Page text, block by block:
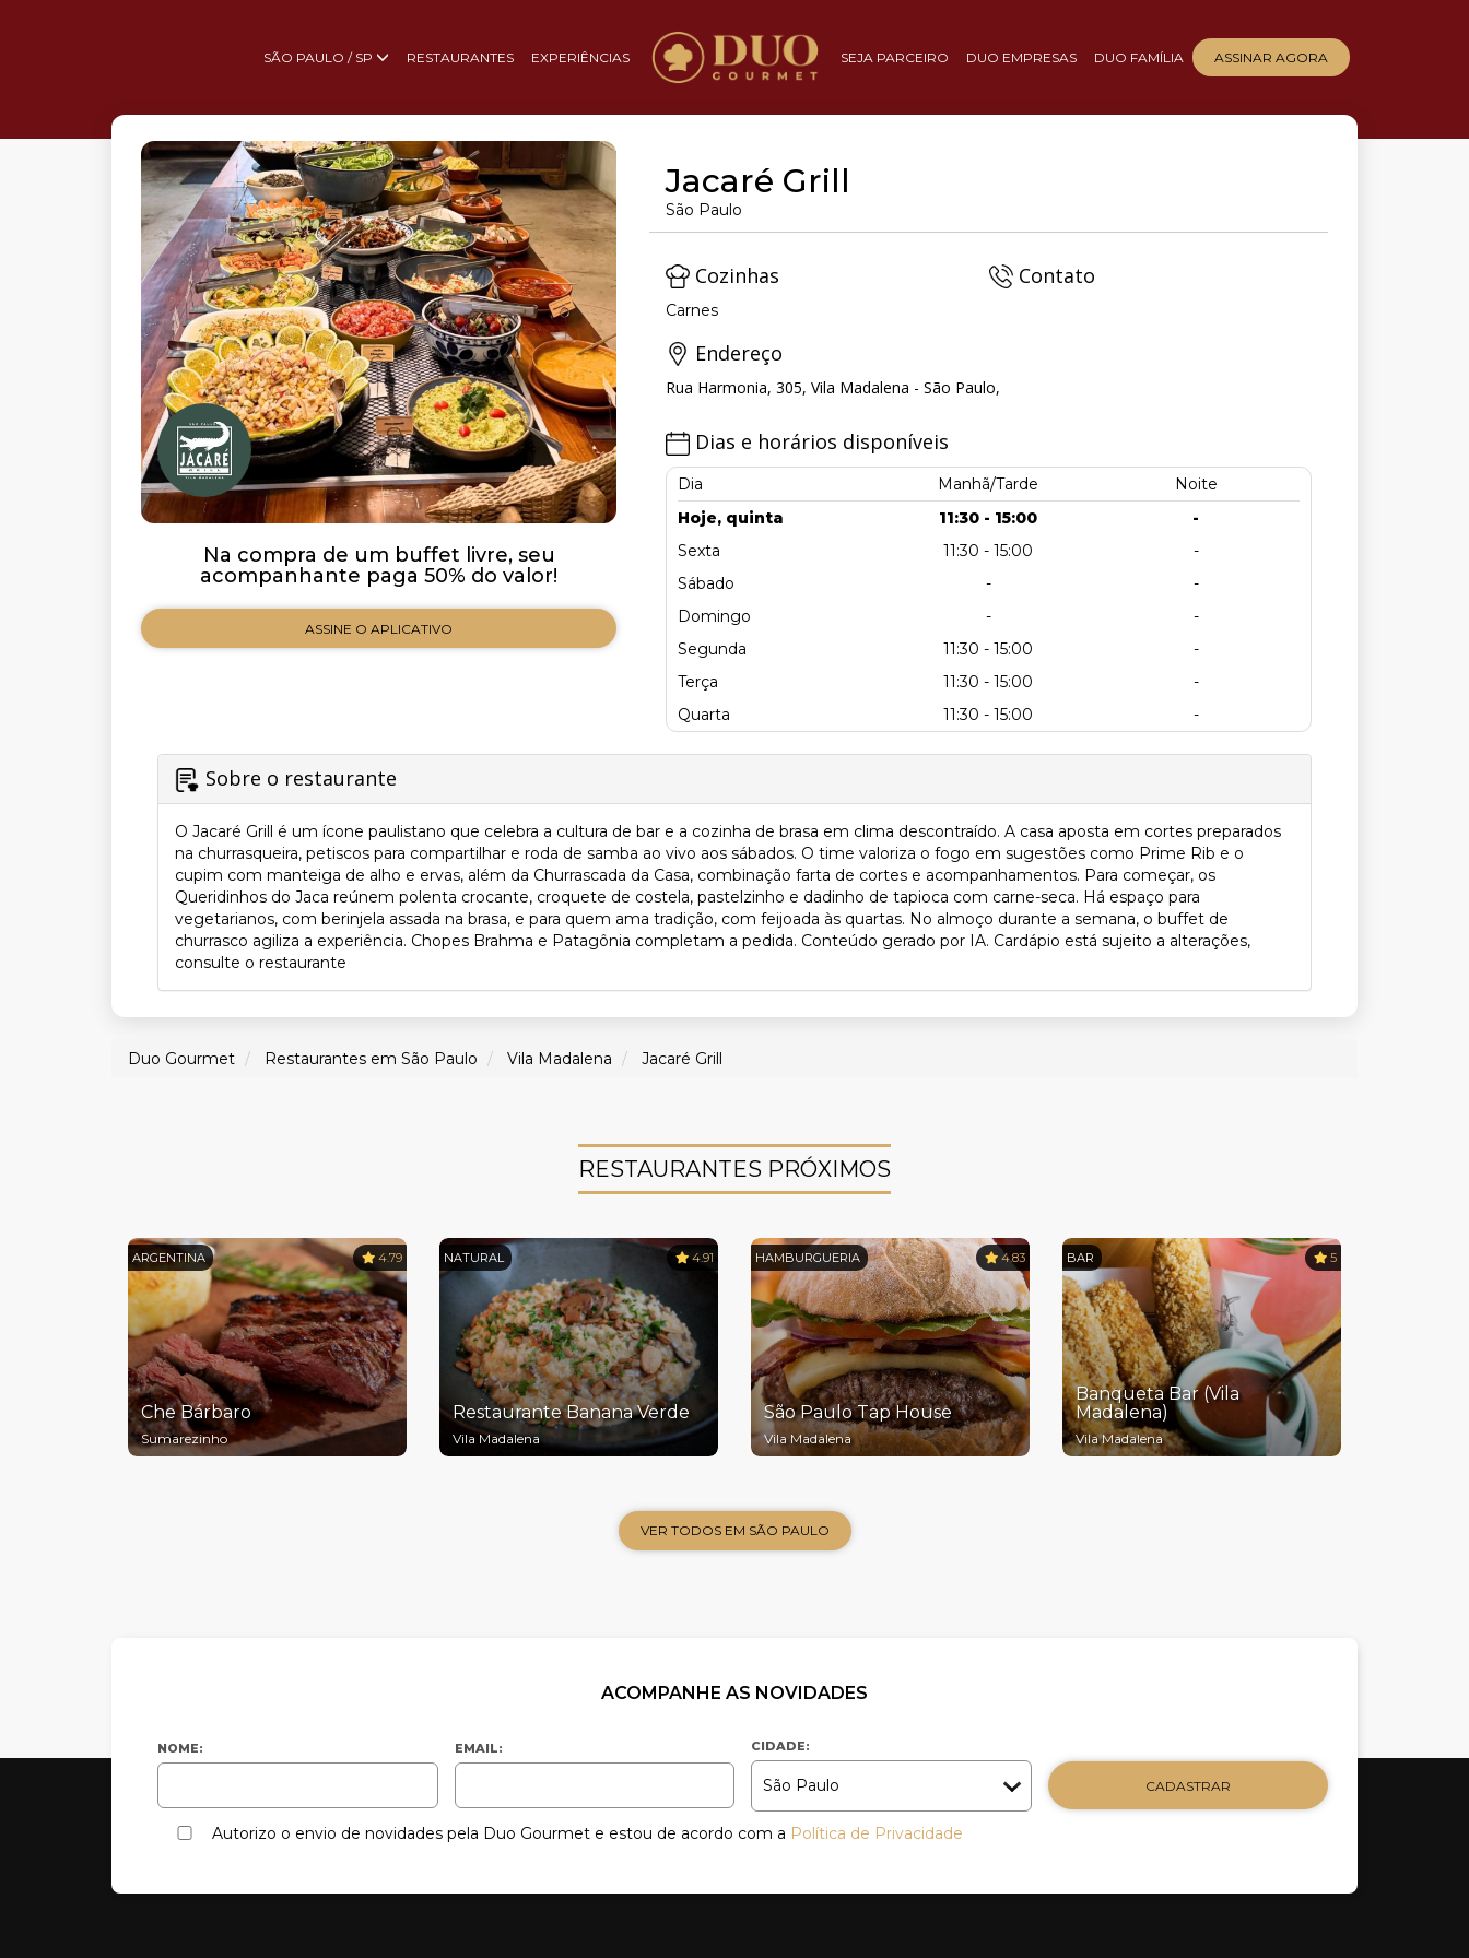
SÃO PAULO / SP RESTAURANTES EXPERIÊNCIAS SEJA PARCEIRO DUO EMPRESAS DUO FAMÍLIA ASSINAR AGORA
Na compra de um buffet livre, seu
acompanhante paga 50% do valor!
ASSINE O APLICATIVO
Jacaré Grill
São Paulo
Cozinhas
Carnes
Contato
Endereço
Rua Harmonia, 305, Vila Madalena - São Paulo,
Dias e horários disponíveis
Dia Manhã/Tarde
Noite
Hoje, quinta
11:30 - 15:00
-
Sexta
11:30 - 15:00
-
Sábado
-
-
Domingo
-
-
Segunda
11:30 - 15:00
-
Terça
11:30 - 15:00
-
Quarta
11:30 - 15:00 -
Sobre o restaurante
O Jacaré Grill é um ícone paulistano que celebra a cultura de bar e a cozinha de brasa em clima descontraído. A casa aposta em cortes preparados
na churrasqueira, petiscos para compartilhar e roda de samba ao vivo aos sábados. O time valoriza o fogo em sugestões como Prime Rib e o
cupim com manteiga de alho e ervas, além da Churrascada da Casa, combinação farta de cortes e acompanhamentos. Para começar, os
Queridinhos do Jaca reúnem polenta crocante, croquete de costela, pastelzinho e dadinho de tapioca com carne-seca. Há espaço para
vegetarianos, com berinjela assada na brasa, e para quem ama tradição, com feijoada às quartas. No almoço durante a semana, o buffet de
churrasco agiliza a experiência. Chopes Brahma e Patagônia completam a pedida. Conteúdo gerado por IA. Cardápio está sujeito a alterações,
consulte o restaurante
Duo Gourmet Restaurantes em São Paulo Vila Madalena Jacaré Grill
RESTAURANTES PRÓXIMOS
ARGENTINA 4.79
Che Bárbaro
Sumarezinho
NATURAL 4.91
Restaurante Banana Verde
Vila Madalena
HAMBURGUERIA 4.83
São Paulo Tap House
Vila Madalena
BAR 5
Banqueta Bar (Vila
Madalena)
Vila Madalena
VER TODOS EM SÃO PAULO
ACOMPANHE AS NOVIDADES
NOME: EMAIL: CIDADE:
CADASTRAR
Autorizo o envio de novidades pela Duo Gourmet e estou de acordo com a Política de Privacidade